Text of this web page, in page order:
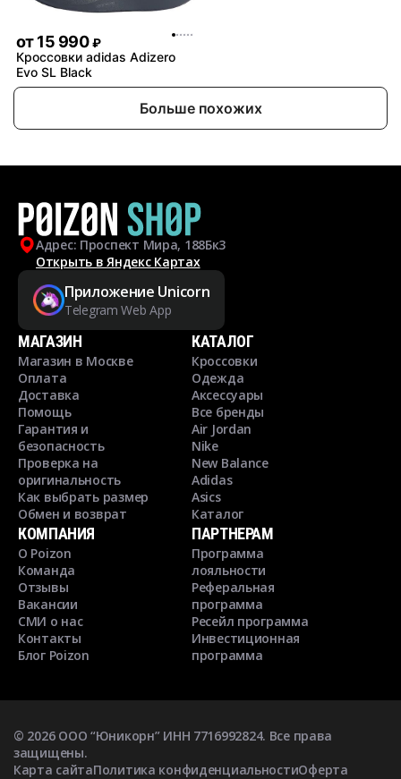
от15 990 ₽
Кроссовки adidas Adizero
Evo SL Black
Больше похожих
Адрес: Проспект Мира, 188Бк3
Открыть в Яндекс Картах
Приложение Unicorn
Telegram Web App
МАГАЗИН
Магазин в Москве
Оплата
Доставка
Помощь
Гарантия и
безопасность
Проверка на
оригинальность
Как выбрать размер
Обмен и возврат
КАТАЛОГ
Кроссовки
Одежда
Аксессуары
Все бренды
Air Jordan
Nike
New Balance
Adidas
Asics
Каталог
КОМПАНИЯ
О Poizon
Команда
Отзывы
Вакансии
СМИ о нас
Контакты
Блог Poizon
ПАРТНЕРАМ
Программа
лояльности
Реферальная
программа
Ресейл программа
Инвестиционная
программа
© 2026ООО “Юникорн” ИНН 7716992824. Все права
защищены.
Карта сайтаПолитика конфиденциальностиОферта